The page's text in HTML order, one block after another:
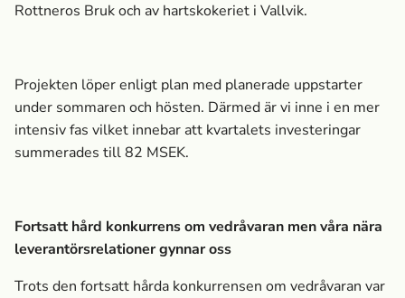
Rottneros Bruk och av hartskokeriet i Vallvik.
Projekten löper enligt plan med planerade uppstarter
under sommaren och hösten. Därmed är vi inne i en mer
intensiv fas vilket innebar att kvartalets investeringar
summerades till 82 MSEK.
Fortsatt hård konkurrens­ om vedråvaran men våra nära
leverantörsrelationer gynnar oss
Trots den fortsatt hårda konkurrens­en om vedråvaran var